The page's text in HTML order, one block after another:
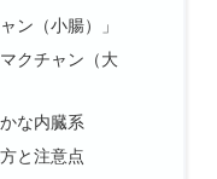
ン（小腸）」
クチャン（大
な内臓系
と注意点